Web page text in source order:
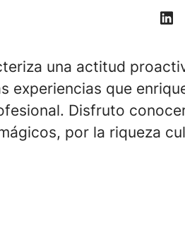
una actitud
experiencias que
Disfruto
por la riqueza